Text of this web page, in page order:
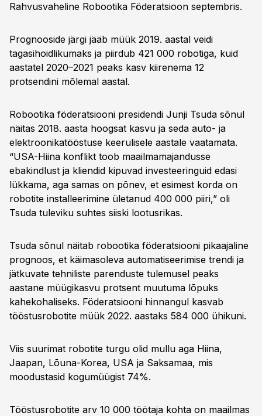
Rahvusvaheline Robootika Föderatsioon septembris.
Prognooside järgi jääb müük 2019. aastal veidi
tagasihoidlikumaks ja piirdub 421 000 robotiga, kuid
aastatel 2020–2021 peaks kasv kiirenema 12
protsendini mõlemal aastal.
Robootika föderatsiooni presidendi Junji Tsuda sõnul
näitas 2018. aasta hoogsat kasvu ja seda auto- ja
elektroonikatööstuse keerulisele aastale vaatamata.
“USA-Hiina konflikt toob maailmamajandusse
ebakindlust ja kliendid kipuvad investeeringuid edasi
lükkama, aga samas on põnev, et esimest korda on
robotite installeerimine ületanud 400 000 piiri,” oli
Tsuda tuleviku suhtes siiski lootusrikas.
Tsuda sõnul näitab robootika föderatsiooni pikaajaline
prognoos, et käimasoleva automatiseerimise trendi ja
jätkuvate tehniliste parenduste tulemusel peaks
aastane müügikasvu protsent muutuma lõpuks
kahekohaliseks. Föderatsiooni hinnangul kasvab
tööstusrobotite müük 2022. aastaks 584 000 ühikuni.
Viis suurimat robotite turgu olid mullu aga Hiina,
Jaapan, Lõuna-Korea, USA ja Saksamaa, mis
moodustasid kogumüügist 74%.
Tööstusrobotite arv 10 000 töötaja kohta on maailmas